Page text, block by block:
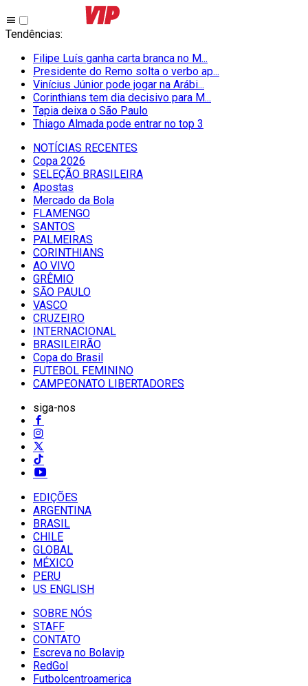
Tendências:
Filipe Luís ganha carta branca no M...
Presidente do Remo solta o verbo ap...
Vinícius Júnior pode jogar na Arábi...
Corinthians tem dia decisivo para M...
Tapia deixa o São Paulo
Thiago Almada pode entrar no top 3
NOTÍCIAS RECENTES
Copa 2026
SELEÇÃO BRASILEIRA
Apostas
Mercado da Bola
FLAMENGO
SANTOS
PALMEIRAS
CORINTHIANS
AO VIVO
GRÊMIO
SĀO PAULO
VASCO
CRUZEIRO
INTERNACIONAL
BRASILEIRÃO
Copa do Brasil
FUTEBOL FEMININO
CAMPEONATO LIBERTADORES
siga-nos
EDIÇÕES
ARGENTINA
BRASIL
CHILE
GLOBAL
MÉXICO
PERU
US ENGLISH
SOBRE NÓS
STAFF
CONTATO
Escreva no Bolavip
RedGol
Futbolcentroamerica